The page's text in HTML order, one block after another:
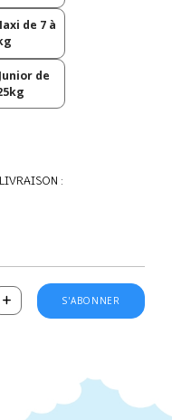
de 7 à
de
:
+ S'ABONNER